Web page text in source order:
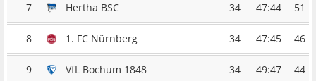
7 Hertha BSC 34 47:44 51
8 1. FC Nürnberg 34 47:45 46
9 VfL Bochum 1848 34 49:47 44